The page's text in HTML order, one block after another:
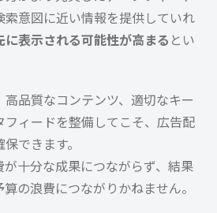
索意図に近い情報を提供していれ
に表示される可能性が高まる とい
品質なコンテンツ、適切なキー
フィードを整備してこそ、広告配
できます。
が十分な成果につながらず、結果
の浪費につながりかねません。